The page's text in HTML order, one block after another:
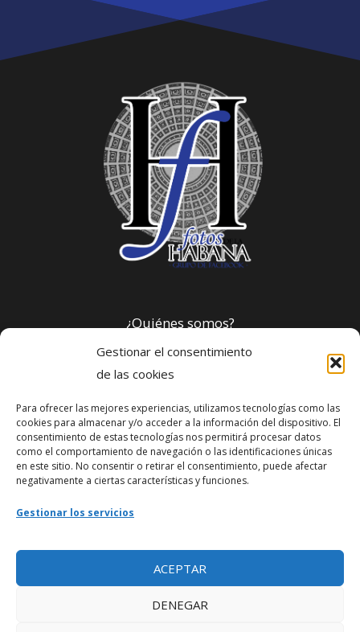
Gestionar el consentimiento
de las cookies
Para ofrecer las mejores experiencias, utilizamos tecnologías como las
cookies para almacenar y/o acceder a la información del dispositivo. El
consentimiento de estas tecnologías nos permitirá procesar datos
como el comportamiento de navegación o las identificaciones únicas
en este sitio. No consentir o retirar el consentimiento, puede afectar
negativamente a ciertas características y funciones.
Gestionar los servicios
ACEPTAR
DENEGAR
¿Quiénes somos?
Política de privacidad
Webmaster
soporte@fotosdlahabana.com
Nuestro e-mail:
Ir al grupo de Facebook